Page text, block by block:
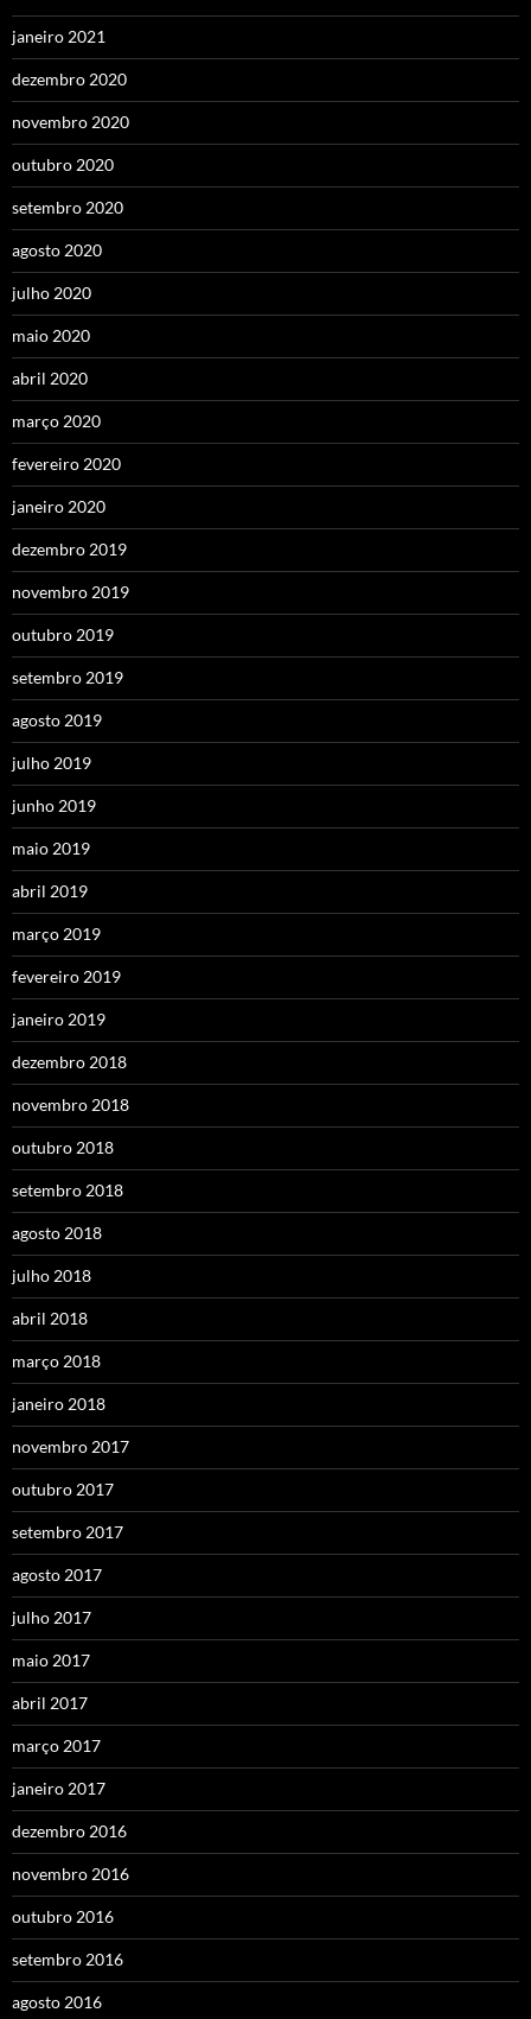
janeiro 2021
dezembro 2020
novembro 2020
outubro 2020
setembro 2020
agosto 2020
julho 2020
maio 2020
abril 2020
março 2020
fevereiro 2020
janeiro 2020
dezembro 2019
novembro 2019
outubro 2019
setembro 2019
agosto 2019
julho 2019
junho 2019
maio 2019
abril 2019
março 2019
fevereiro 2019
janeiro 2019
dezembro 2018
novembro 2018
outubro 2018
setembro 2018
agosto 2018
julho 2018
abril 2018
março 2018
janeiro 2018
novembro 2017
outubro 2017
setembro 2017
agosto 2017
julho 2017
maio 2017
abril 2017
março 2017
janeiro 2017
dezembro 2016
novembro 2016
outubro 2016
setembro 2016
agosto 2016